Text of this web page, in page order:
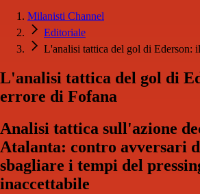
Milanisti Channel
Editoriale
L'analisi tattica del gol di Ederson:
L'analisi tattica del gol di
errore di Fofana
Analisi tattica sull'azione
Atalanta: contro avversari
sbagliare i tempi del
inaccettabile